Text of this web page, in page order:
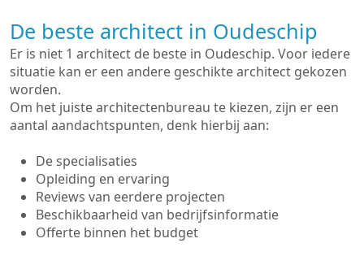
De beste architect in Oudeschip
Er is niet 1 architect de beste in Oudeschip. Voor iedere
situatie kan er een andere geschikte architect gekozen
worden.
Om het juiste architectenbureau te kiezen, zijn er een
aantal aandachtspunten, denk hierbij aan:
De specialisaties
Opleiding en ervaring
Reviews van eerdere projecten
Beschikbaarheid van bedrijfsinformatie
Offerte binnen het budget